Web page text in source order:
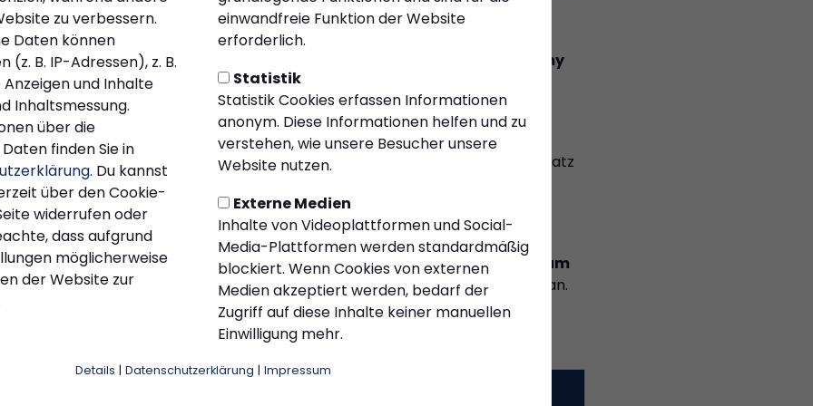
zu verbessern.
Daten können
B. IP-Adressen), z. B.
und Inhalte
Inhaltsmessung.
über die
finden Sie in
. Du kannst
über den Cookie-
widerrufen oder
dass aufgrund
möglicherweise
der Website zur
einwandfreie Funktion der Website
erforderlich.
Statistik
Statistik Cookies erfassen Informationen
anonym. Diese Informationen helfen und zu
verstehen, wie unsere Besucher unsere
Website nutzen.
Externe Medien
Inhalte von Videoplattformen und Social-
Media-Plattformen werden standardmäßig
blockiert. Wenn Cookies von externen
Medien akzeptiert werden, bedarf der
Zugriff auf diese Inhalte keiner manuellen
Einwilligung mehr.
Details | Datenschutzerklärung | Impressum
Alle interessierten Frauen ab 16 Jahren sind weiterhin herzlich
anzuschließen. Eine vorherige Anmeldung ist nicht zwingend erforderlich –
zum Training erscheinen. Wer sich anmelden möchte, kann dies über
Rémy
E-Mail:remy.gogoll@kiersper-sc.de
stehen die ersten Testspiele auf dem Plan. AmSonntag, 7.
empfängt man die Mannschaft desLTV 1861 Lüdenscheid
auf dem Rasenplatz
am
Sonntag, 14. September um 11:00 Uhr
Freudenberg 3.
lässt ebenfalls nicht lange auf sich warten: AmSonntag, 21. September um
der Meisterschaft beim LTV 1861 Lüdenscheid auf dem Sportplatz Honsel an.
anstehenden Testspielen und dem nahenden Ligabeginn blickt die neue
voller Vorfreude auf ihre erste Saison.